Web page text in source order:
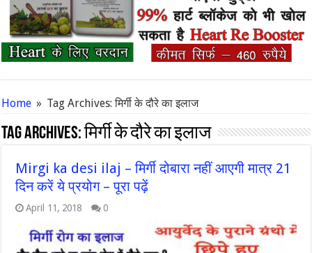
Home » Tag Archives: मिर्गी के दौरे का इलाज
Tag Archives:मिर्गी के दौरे का इलाज
Mirgi ka desi ilaj – मिर्गी दोबारा नहीं आएगी मात्र 21
दिन करें ये प्रयोग – पूरा पढ़ें
April 11, 2018 0